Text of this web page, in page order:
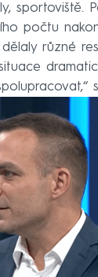
sportoviště.
počtu
různé